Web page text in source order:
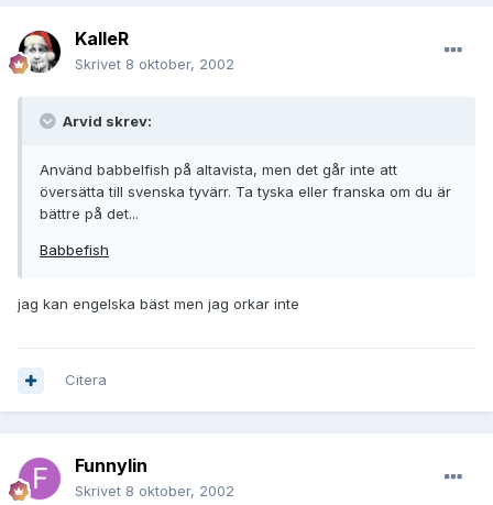
KalleR
Skrivet 8 oktober, 2002
Arvid skrev:
Använd babbelfish på altavista, men det går inte att
översätta till svenska tyvärr. Ta tyska eller franska om du är
bättre på det...
Babbefish
jag kan engelska bäst men jag orkar inte
Citera
Funnylin
Skrivet 8 oktober, 2002